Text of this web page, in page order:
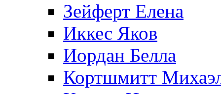
Зейферт Елена
Иккес Яков
Иордан Белла
Кортшмитт